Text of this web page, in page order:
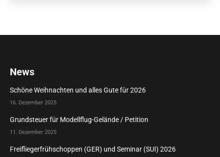
News
Schöne Weihnachten und alles Gute für 2026
16. Dezember 2025
Grundsteuer für Modellflug-Gelände / Petition
11. Dezember 2025
Freifliegerfrühschoppen (GER) und Seminar (SUI) 2026